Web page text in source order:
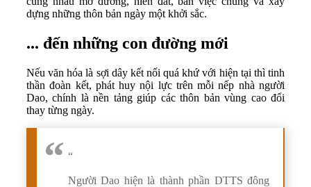
dựng những thôn bản ngày một khởi sắc.
... đến những con đường mới
Nếu văn hóa là sợi dây kết nối quá khứ với hiện tại thì tinh
thần đoàn kết, phát huy nội lực trên mỗi nếp nhà người
Dao, chính là nền tảng giúp các thôn bản vùng cao đổi
thay từng ngày.
“
Người Dao hiện là thành phần DTTS đông